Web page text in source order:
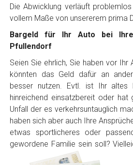
Foto Nr. 3
Die Abwicklung verläuft
vollem Maße von unsererem prima
Bargeld für Ihr Auto bei
Pfullendorf
Seien Sie ehrlich, Sie haben vor Ihr
könnten das Geld dafür an
besser nutzen. Evtl. ist Ihr altes
hinreichend einsatzbereit oder hat
Unfall der es verkehrsuntauglich
haben sich aber auch Ihre
etwas sportlicheres oder
gewordene Familie sein soll?